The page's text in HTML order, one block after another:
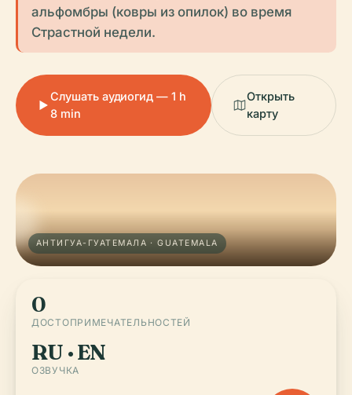
альфомбры (ковры из опилок) во время
Страстной недели.
Слушать аудиогид — 1 h
8 min
Открыть
карту
АНТИГУА-ГУАТЕМАЛА · GUATEMALA
0
ДОСТОПРИМЕЧАТЕЛЬНОСТЕЙ
RU · EN
ОЗВУЧКА